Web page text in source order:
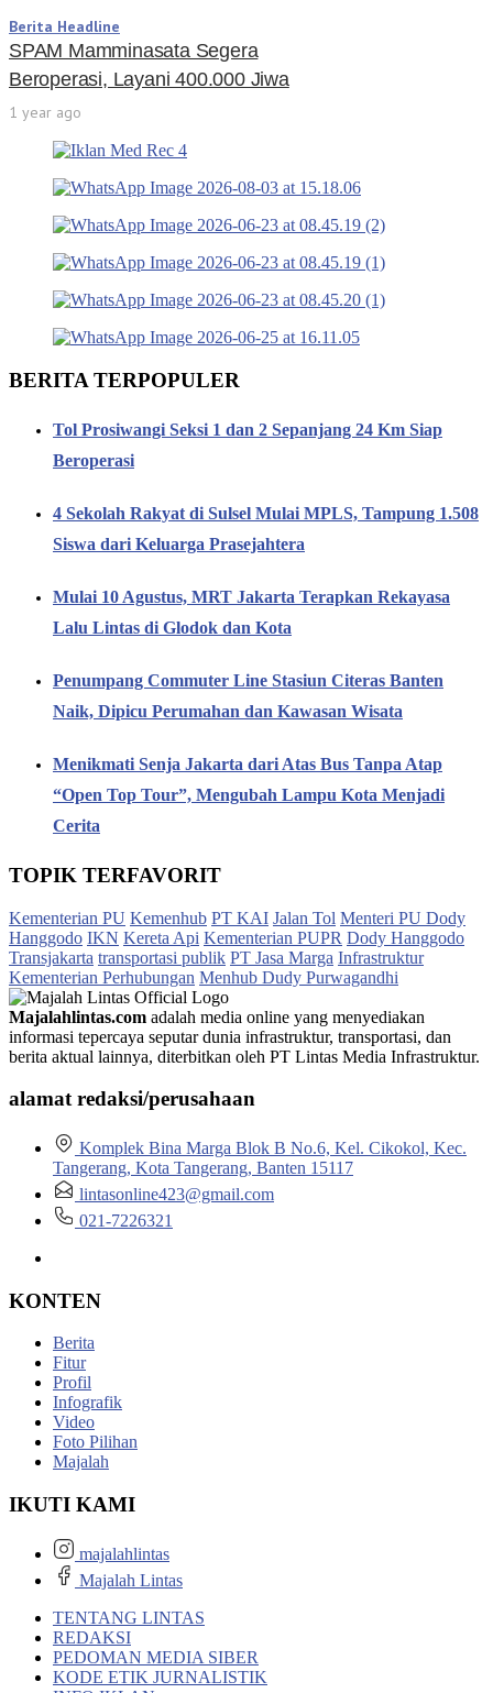
Berita Headline
SPAM Mamminasata Segera
Beroperasi, Layani 400.000 Jiwa
1 year ago
BERITA TERPOPULER
Tol Prosiwangi Seksi 1 dan 2 Sepanjang 24 Km Siap
Beroperasi
4 Sekolah Rakyat di Sulsel Mulai MPLS, Tampung 1.508
Siswa dari Keluarga Prasejahtera
Mulai 10 Agustus, MRT Jakarta Terapkan Rekayasa
Lalu Lintas di Glodok dan Kota
Penumpang Commuter Line Stasiun Citeras Banten
Naik, Dipicu Perumahan dan Kawasan Wisata
Menikmati Senja Jakarta dari Atas Bus Tanpa Atap
“Open Top Tour”, Mengubah Lampu Kota Menjadi
Cerita
TOPIK TERFAVORIT
Kementerian PU Kemenhub PT KAI Jalan Tol Menteri PU Dody
Hanggodo IKN Kereta Api Kementerian PUPR Dody Hanggodo
Transjakarta transportasi publik PT Jasa Marga Infrastruktur
Kementerian Perhubungan Menhub Dudy Purwagandhi
Majalahlintas.com adalah media online yang menyediakan
informasi tepercaya seputar dunia infrastruktur, transportasi, dan
berita aktual lainnya, diterbitkan oleh PT Lintas Media Infrastruktur.
alamat redaksi/perusahaan
Komplek Bina Marga Blok B No.6, Kel. Cikokol, Kec.
Tangerang, Kota Tangerang, Banten 15117
lintasonline423@gmail.com
021-7226321
KONTEN
Berita
Fitur
Profil
Infografik
Video
Foto Pilihan
Majalah
IKUTI KAMI
majalahlintas
Majalah Lintas
TENTANG LINTAS
REDAKSI
PEDOMAN MEDIA SIBER
KODE ETIK JURNALISTIK